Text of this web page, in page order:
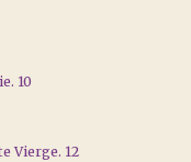
10
Vierge. 12